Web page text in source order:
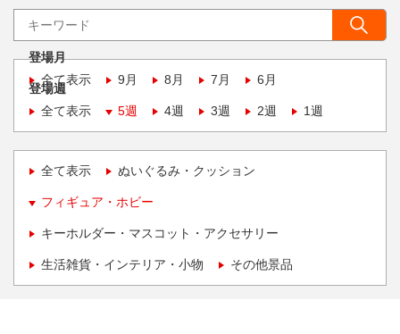
登場月
全て表示
9月 8月 7月 6月
登場週
全て表示
5週 4週 3週 2週 1週
全て表示 ぬいぐるみ・クッション
フィギュア・ホビー
キーホルダー・マスコット・アクセサリー
生活雑貨・インテリア・小物 その他景品